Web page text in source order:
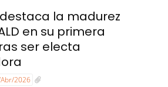
la madurez
en su primera
ser electa
2026